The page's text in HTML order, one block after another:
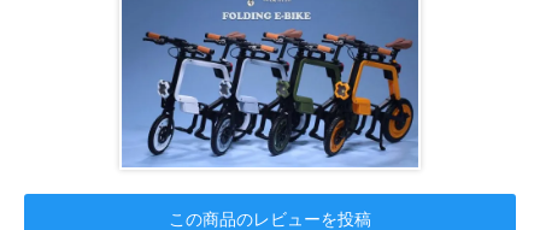
この商品のレビューを投稿